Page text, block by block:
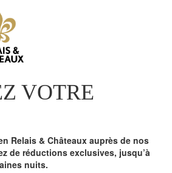
VOTRE
Relais & Châteaux auprès de nos
de réductions exclusives, jusqu’à
nuits.